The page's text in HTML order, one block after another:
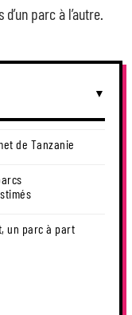
parc à l’autre.
de Tanzanie
un parc à part